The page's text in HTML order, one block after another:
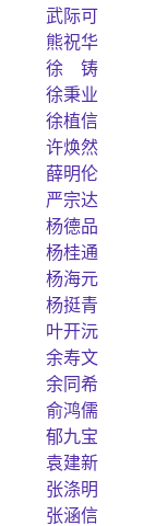
武际可
熊祝华
徐 铸
徐秉业
徐植信
许焕然
薛明伦
严宗达
杨德品
杨桂通
杨海元
杨挺青
叶开沅
余寿文
余同希
俞鸿儒
郁九宝
袁建新
张涤明
张涵信